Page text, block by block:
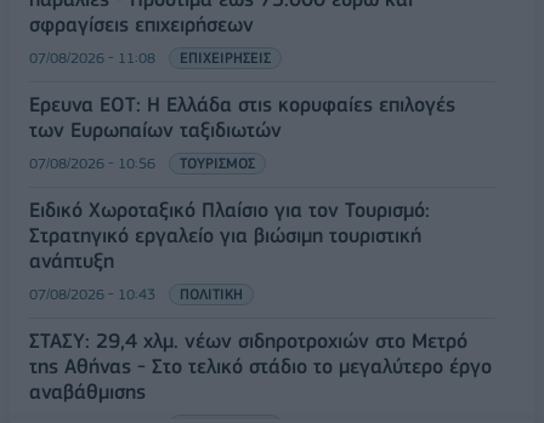
σφραγίσεις επιχειρήσεων
07/08/2026 - 11:08 ΕΠΙΧΕΙΡΗΣΕΙΣ
Έρευνα ΕΟΤ: Η Ελλάδα στις κορυφαίες επιλογές
των Ευρωπαίων ταξιδιωτών
07/08/2026 - 10:56 ΤΟΥΡΙΣΜΟΣ
Ειδικό Χωροταξικό Πλαίσιο για τον Τουρισμό:
Στρατηγικό εργαλείο για βιώσιμη τουριστική
ανάπτυξη
07/08/2026 - 10:43 ΠΟΛΙΤΙΚΗ
ΣΤΑΣΥ: 29,4 χλμ. νέων σιδηροτροχιών στο Μετρό
της Αθήνας - Στο τελικό στάδιο το μεγαλύτερο έργο
αναβάθμισης